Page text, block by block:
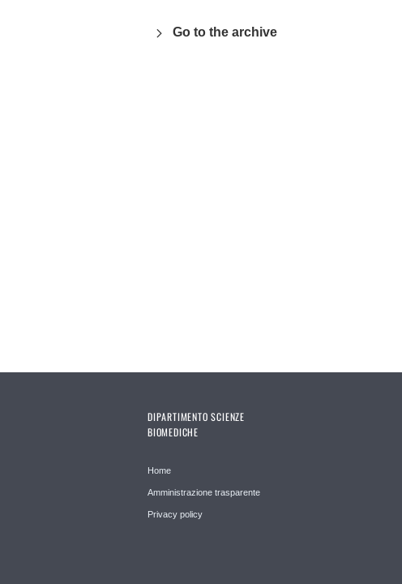
Go to the archive
DIPARTIMENTO SCIENZE
BIOMEDICHE
Home
Amministrazione trasparente
Privacy policy